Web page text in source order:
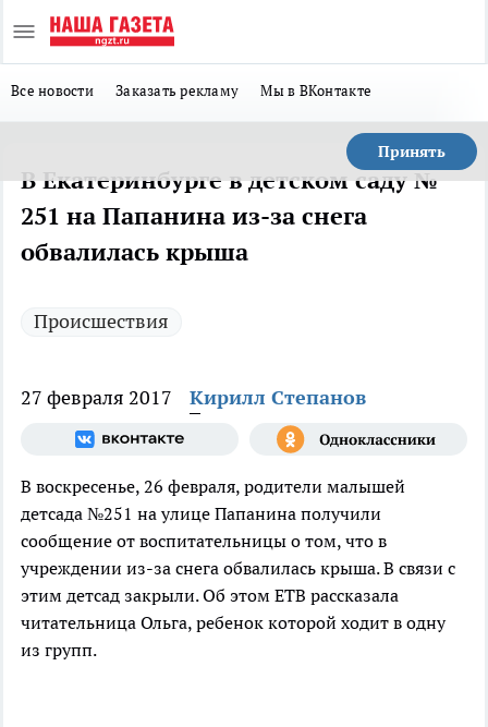
Все новости Заказать рекламу Мы в ВКонтакте
Принять
В Екатеринбурге в детском саду №
251 на Папанина из-за снега
обвалилась крыша
Происшествия
27 февраля 2017 Кирилл Степанов
В воскресенье, 26 февраля, родители малышей
детсада №251 на улице Папанина получили
сообщение от воспитательницы о том, что в
учреждении из-за снега обвалилась крыша. В связи с
этим детсад закрыли. Об этом ЕТВ рассказала
читательница Ольга, ребенок которой ходит в одну
из групп.